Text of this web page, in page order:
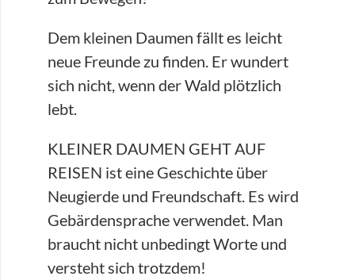
Dem kleinen Daumen fällt es leicht
neue Freunde zu finden. Er wundert
sich nicht, wenn der Wald plötzlich
lebt.
KLEINER DAUMEN GEHT AUF
REISEN ist eine Geschichte über
Neugierde und Freundschaft. Es wird
Gebärdensprache verwendet. Man
braucht nicht unbedingt Worte und
versteht sich trotzdem!